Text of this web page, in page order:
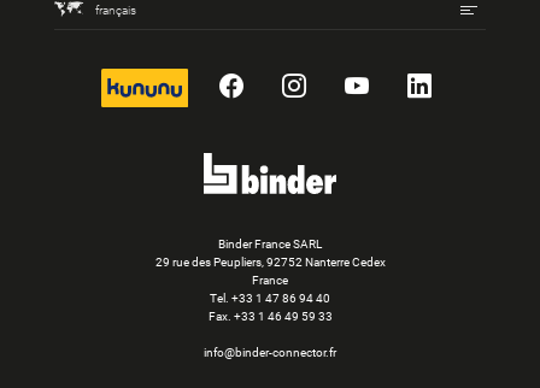
français
kununu FacebookInstagram
YouTubeLinkedIn
Binder France SARL
29 rue des Peupliers, 92752 Nanterre Cedex
France
Tel. +33 1 47 86 94 40
Fax. +33 1 46 49 59 33
info@binder-connector.fr